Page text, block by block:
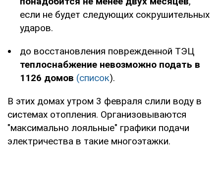
если не будет следующих сокрушительных
ударов.
до восстановления поврежденной ТЭЦ
теплоснабжение невозможно подать в
1126 домов (список).
В этих домах утром 3 февраля слили воду в
системах отопления. Организовываются
"максимально лояльные" графики подачи
электричества в такие многоэтажки.